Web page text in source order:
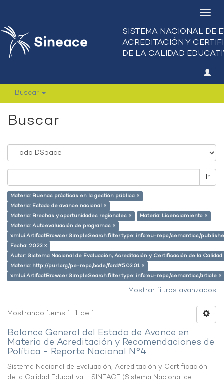
Buscar
Buscar
Ir
Materia: Buenas prácticas en la gestión pública ×
Materia: Estado de avance nacional ×
Materia: Brechas y oportunidades regionales ×
Materia: Licenciamiento ×
Materia: Autoevaluación de programas ×
xmlui.ArtifactBrowser.SimpleSearch.filter.type: info:eu-repo/semantics/
Fecha: 2023 ×
Autor: Sistema Nacional de Evaluación, Acreditación y Certificación de la
Materia: http://purl.org/pe-repo/ocde/ford#5.03.01 ×
xmlui.ArtifactBrowser.SimpleSearch.filter.type: info:eu-repo/semantics/article ×
Mostrar filtros avanzados
Mostrando ítems 1-1 de 1
Balance General del Estado de Avance en
Materia de Acreditación y Recomendaciones de
Política - Reporte Nacional N°4.
Sistema Nacional de Evaluación, Acreditación y Certificación
de la Calidad Educativa - SINEACE (Sistema Nacional de